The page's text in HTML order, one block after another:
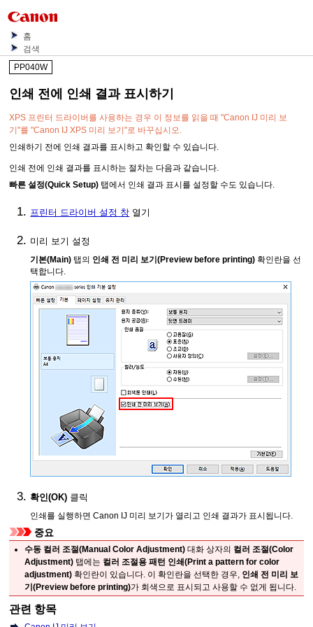
홈
검색
PP040W
인쇄 전에 인쇄 결과 표시하기
XPS 프린터 드라이버를 사용하는 경우 이 정보를 읽을 때 "Canon IJ 미리 보
기"를 "Canon IJ XPS 미리 보기"로 바꾸십시오.
인쇄하기 전에 인쇄 결과를 표시하고 확인할 수 있습니다.
인쇄 전에 인쇄 결과를 표시하는 절차는 다음과 같습니다.
빠른 설정(Quick Setup) 탭에서 인쇄 결과 표시를 설정할 수도 있습니다.
프린터 드라이버 설정 창 열기
미리 보기 설정
기본(Main) 탭의 인쇄 전 미리 보기(Preview before printing) 확인란을 선
택합니다.
확인(OK) 클릭
인쇄를 실행하면Canon IJ 미리 보기가 열리고 인쇄 결과가 표시됩니다.
중요
수동 컬러 조절(Manual Color Adjustment) 대화 상자의 컬러 조절(Color
Adjustment) 탭에는 컬러 조절용 패턴 인쇄(Print a pattern for color
adjustment) 확인란이 있습니다. 이 확인란을 선택한 경우, 인쇄 전 미리 보
기(Preview before printing)가 회색으로 표시되고 사용할 수 없게 됩니다.
관련 항목